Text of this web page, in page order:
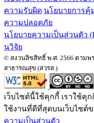
ความรับผิด นโยบายการ
ความปลอดภัย
นโยบายความเป็นส่วนตัว
นวิจัย
© สงวนลิขสิทธิ์ พ.ศ. 2566 ตาม
สาธารณสุข (สวรส.)
เว็บไซต์นี้ใช้คุกกี้ เราใช้คุ
ใช้งานที่ดีที่สุดบนเว็บไซต์ข
ความเป็นส่วนตัว